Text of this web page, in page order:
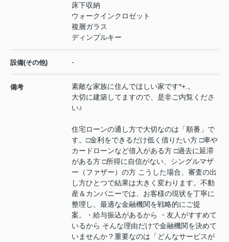
床下収納
ウォークインクロゼット
複層ガラス
ディンプルキー
設備(その他) -
備考
素敵な家族に住んでほしい家です*+.。
大切に建築してますので、是非ご内覧くださ
い♪
住宅ローンの通し方で大切なのは「順番」で
す。□金利をできるだけ低く借りたい方 □車や
カードローンなど借入がある方 □過去に延滞
がある方 □所得に自信がない、シングルマザ
ー（ファザー）の方 こうした場合、審査の出
し方ひとつで結果は大きく変わります。不動
産＆カンパニーでは、お客様の現状を丁寧に
整理し、最適な金融機関を戦略的にご提
案。・給与振込があるから ・友人がすすめて
いるから そんな理由だけで金融機関を決めて
いませんか？重要なのは「どんなサービスが